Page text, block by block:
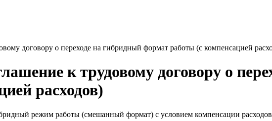
договору о переходе на гибридный формат работы (с компенсацией
к трудовому договору о
расходов)
режим работы (смешанный формат) с условием компенсации